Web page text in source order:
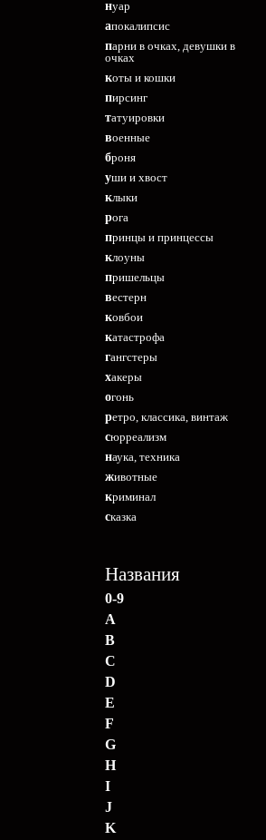
нуар
апокалипсис
парни в очках, девушки в
очках
коты и кошки
пирсинг
татуировки
военные
броня
уши и хвост
клыки
рога
принцы и принцессы
клоуны
пришельцы
вестерн
ковбои
катастрофа
гангстеры
хакеры
огонь
ретро, классика, винтаж
сюрреализм
наука, техника
животные
криминал
сказка
Названия
0-9
A
B
C
D
E
F
G
H
I
J
K